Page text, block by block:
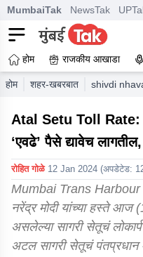
MumbaiTak NewsTak
होम राजकीय आखाडा
होम शहर-खबरबात shivdi
Atal Setu Toll Rate:
‘एवढे’ पैसे द्यावेच
रोहित गोळे 12 Jan 2024 (अपडेटेड:
Mumbai Trans Harbour
नरेंद्र मोदी यांच्या हस्ते आज
असलेल्या सागरी सेतूचं
अटल सागरी सेतूचं पंतप्रधान